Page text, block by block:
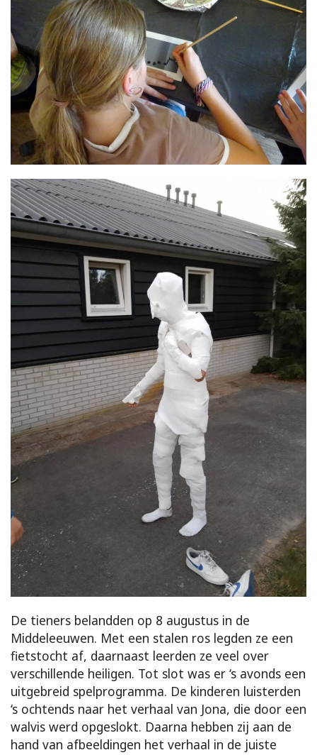
De tieners belandden op 8 augustus in de
Middeleeuwen. Met een stalen ros legden ze een
fietstocht af, daarnaast leerden ze veel over
verschillende heiligen. Tot slot was er ‘s avonds een
uitgebreid spelprogramma. De kinderen luisterden
‘s ochtends naar het verhaal van Jona, die door een
walvis werd opgeslokt. Daarna hebben zij aan de
hand van afbeeldingen het verhaal in de juiste